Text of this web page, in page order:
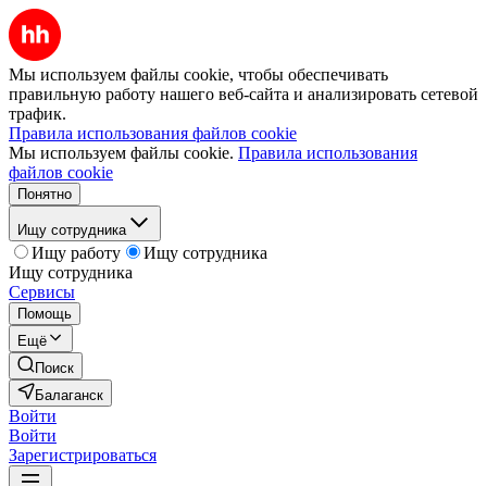
Мы используем файлы cookie, чтобы обеспечивать
правильную работу нашего веб-сайта и анализировать сетевой
трафик.
Правила использования файлов cookie
Мы используем файлы cookie. Правила использования
файлов cookie
Понятно
Ищу сотрудника
Ищу работу
Ищу сотрудника
Ищу сотрудника
Сервисы
Помощь
Ещё
Поиск
Балаганск
Войти
Войти
Зарегистрироваться